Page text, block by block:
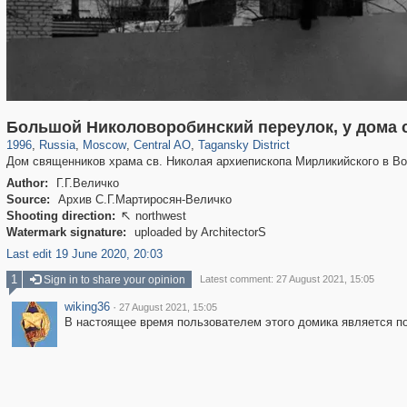
Большой Николоворобинский переулок, у
1996, Russia
1,406,761 29,243
, Moscow
319,864 8,286
, Central AO
160,011 5,916
, Tagansky District
10,740 402
Дом священников храма св. Николая архиепископа Мирликийского в
Author:
Г.Г.Величко
Source:
Архив С.Г.Мартиросян-Величко
Shooting direction:  northwest
Watermark signature:
uploaded by ArchitectorS
Last edit 19 June 2020, 20:03
1 Sign in to share your opinion Latest comment: 27 August 2021, 15:05
wiking36 · 27 August 2021, 15:05
В настоящее время пользователем этого домика является